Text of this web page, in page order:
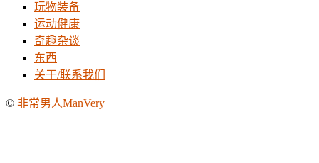
玩物装备
运动健康
奇趣杂谈
东西
关于/联系我们
© 非常男人ManVery